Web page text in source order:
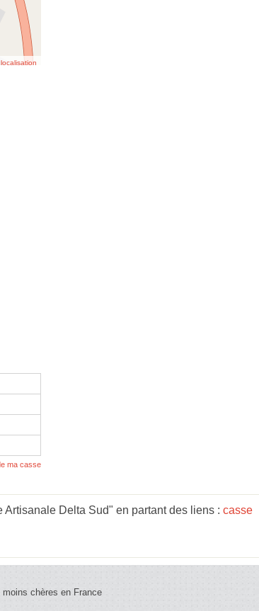
ma casse
Delta Sud" en partant des liens : casse
chères en France